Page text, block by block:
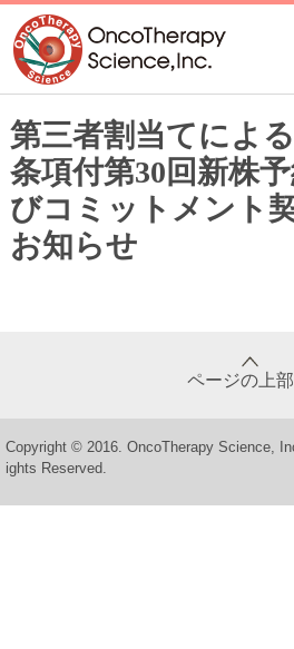
第三者割当てによ
条項付第30回新株
びコミットメント
お知らせ
ページの上
Copyright © 2016. OncoTherapy Science,
ights Reserved.